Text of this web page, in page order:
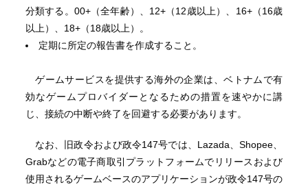
分類する。00+（全年齢）、12+（12歳以上）、16+（16歳
以上）、18+（18歳以上）。
定期に所定の報告書を作成すること。
ゲームサービスを提供する海外の企業は、ベトナムで有
効なゲームプロバイダーとなるための措置を速やかに講
じ、接続の中断や終了を回避する必要があります。
なお、旧政令および政令147号では、Lazada、Shopee、
Grabなどの電子商取引プラットフォームでリリースおよび
使用されるゲームベースのアプリケーションが政令147号の